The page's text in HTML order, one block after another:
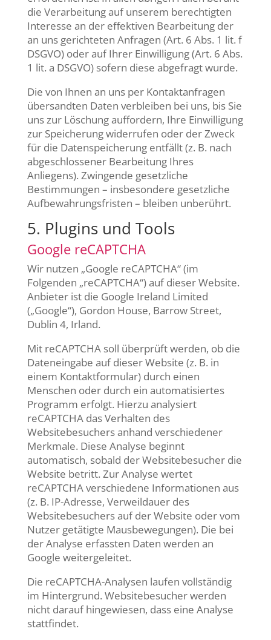
die Verarbeitung auf unserem berechtigten
Interesse an der effektiven Bearbeitung der
an uns gerichteten Anfragen (Art. 6 Abs. 1 lit. f
DSGVO) oder auf Ihrer Einwilligung (Art. 6 Abs.
1 lit. a DSGVO) sofern diese abgefragt wurde.
Die von Ihnen an uns per Kontaktanfragen
übersandten Daten verbleiben bei uns, bis Sie
uns zur Löschung auffordern, Ihre Einwilligung
zur Speicherung widerrufen oder der Zweck
für die Datenspeicherung entfällt (z. B. nach
abgeschlossener Bearbeitung Ihres
Anliegens). Zwingende gesetzliche
Bestimmungen – insbesondere gesetzliche
Aufbewahrungsfristen – bleiben unberührt.
5. Plugins und Tools
Google reCAPTCHA
Wir nutzen „Google reCAPTCHA“ (im
Folgenden „reCAPTCHA“) auf dieser Website.
Anbieter ist die Google Ireland Limited
(„Google“), Gordon House, Barrow Street,
Dublin 4, Irland.
Mit reCAPTCHA soll überprüft werden, ob die
Dateneingabe auf dieser Website (z. B. in
einem Kontaktformular) durch einen
Menschen oder durch ein automatisiertes
Programm erfolgt. Hierzu analysiert
reCAPTCHA das Verhalten des
Websitebesuchers anhand verschiedener
Merkmale. Diese Analyse beginnt
automatisch, sobald der Websitebesucher die
Website betritt. Zur Analyse wertet
reCAPTCHA verschiedene Informationen aus
(z. B. IP-Adresse, Verweildauer des
Websitebesuchers auf der Website oder vom
Nutzer getätigte Mausbewegungen). Die bei
der Analyse erfassten Daten werden an
Google weitergeleitet.
Die reCAPTCHA-Analysen laufen vollständig
im Hintergrund. Websitebesucher werden
nicht darauf hingewiesen, dass eine Analyse
stattfindet.